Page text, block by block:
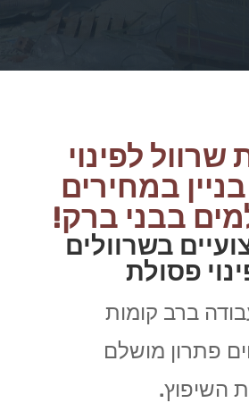
לפינוי
במחירים
בבני ברק!
בשרוולים
פסולת
ברב קומות
פתרון מושלם
השיפוץ.